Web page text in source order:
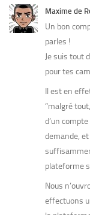
Maxime de
Un bon
parles !
Je suis tout
pour tes
Il est en
“malgré
d’un
demande,
plateforme
Nous
effectuons